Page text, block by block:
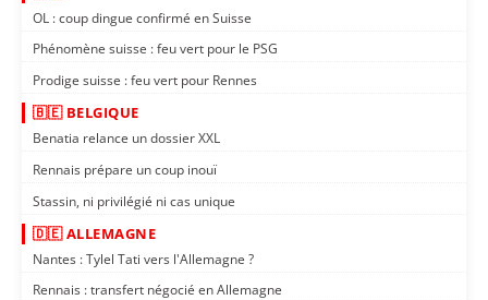
OL : coup dingue confirmé en Suisse
Phénomène suisse : feu vert pour le PSG
Prodige suisse : feu vert pour Rennes
🇧🇪 BELGIQUE
Benatia relance un dossier XXL
Rennais prépare un coup inouï
Stassin, ni privilégié ni cas unique
🇩🇪 ALLEMAGNE
Nantes : Tylel Tati vers l'Allemagne ?
Rennais : transfert négocié en Allemagne